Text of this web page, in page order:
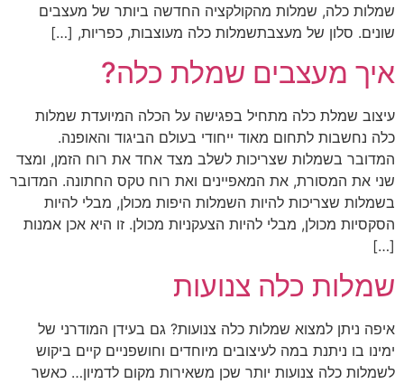
שמלות כלה, שמלות מהקולקציה החדשה ביותר של מעצבים
שונים. סלון של מעצבתשמלות כלה מעוצבות, כפריות, […]
איך מעצבים שמלת כלה?
עיצוב שמלת כלה מתחיל בפגישה על הכלה המיועדת שמלות
כלה נחשבות לתחום מאוד ייחודי בעולם הביגוד והאופנה.
המדובר בשמלות שצריכות לשלב מצד אחד את רוח הזמן, ומצד
שני את המסורת, את המאפיינים ואת רוח טקס החתונה. המדובר
בשמלות שצריכות להיות השמלות היפות מכולן, מבלי להיות
הסקסיות מכולן, מבלי להיות הצעקניות מכולן. זו היא אכן אמנות
[…]
שמלות כלה צנועות
איפה ניתן למצוא שמלות כלה צנועות? גם בעידן המודרני של
ימינו בו ניתנת במה לעיצובים מיוחדים וחושפניים קיים ביקוש
לשמלות כלה צנועות יותר שכן משאירות מקום לדמיון… כאשר